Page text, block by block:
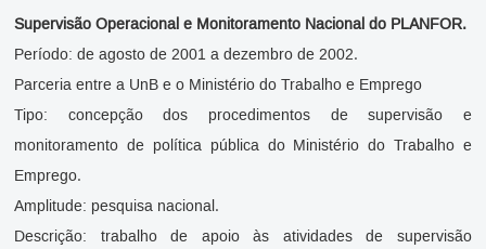
Supervisão Operacional e Monitoramento Nacional do PLANFOR.
Período: de agosto de 2001 a dezembro de 2002.
Parceria entre a UnB e o Ministério do Trabalho e Emprego
Tipo: concepção dos procedimentos de supervisão e
monitoramento de política pública do Ministério do Trabalho e
Emprego.
Amplitude: pesquisa nacional.
Descrição: trabalho de apoio às atividades de supervisão